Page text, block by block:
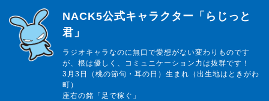
らじっと君
NACK5公式キャラクター「らじっと
君」
ラジオキャラなのに無口で愛想がない変わりものです
が、根は優しく、コミュニケーション力は抜群です！
3月3日（桃の節句・耳の日）生まれ（出生地はときがわ
町）
座右の銘「足で稼ぐ」